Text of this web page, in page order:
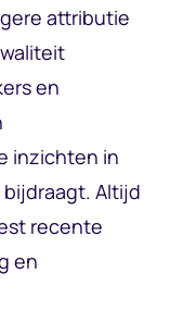
attributie
en
inzichten in
Altijd
recente
en